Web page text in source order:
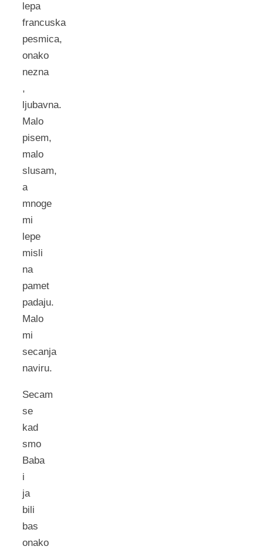
lepa
francuska
pesmica,
onako
nezna
,
ljubavna.
Malo
pisem,
malo
slusam,
a
mnoge
mi
lepe
misli
na
pamet
padaju.
Malo
mi
secanja
naviru.
Secam
se
kad
smo
Baba
i
ja
bili
bas
onako